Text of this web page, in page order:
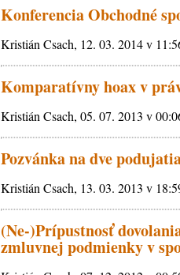
Konferencia Obchodné
Kristián Csach, 12. 03. 2014 v
Komparatívny hoax v
Kristián Csach, 05. 07. 2013 v
Pozvánka na dve
Kristián Csach, 13. 03. 2013 v
(Ne-)Prípustnosť
zmluvnej podmienky v